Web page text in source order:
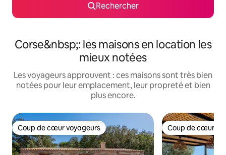
Rechercher
Corse&nbsp;: les maisons en location les
mieux notées
Les voyageurs approuvent : ces maisons sont très bien
notées pour leur emplacement, leur propreté et bien
plus encore.
Coup de cœur voyageurs
Coup de cœur voyageurs Coup de cœur
Coup de cœur